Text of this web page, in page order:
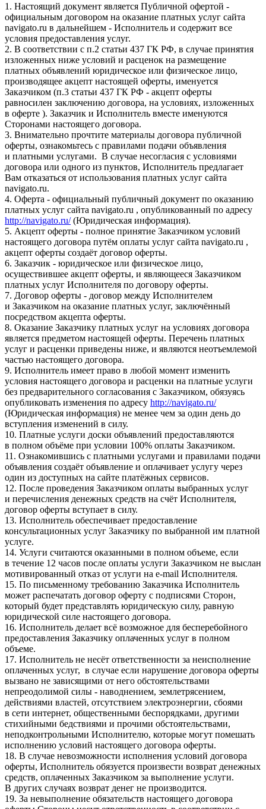
1. Настоящий документ является Публичной офертой -
официальным договором на оказание платных услуг сайта
navigato.ru в дальнейшем - Исполнитель и содержит все
условия предоставления услуг.
2. В соответствии с п.2 статьи 437 ГК РФ, в случае принятия
изложенных ниже условий и расценок на размещение
платных объявлений юридическое или физическое лицо,
производящее акцепт настоящей оферты, именуется
Заказчиком (п.3 статьи 437 ГК РФ - акцепт оферты
равносилен заключению договора, на условиях, изложенных
в оферте ). Заказчик и Исполнитель вместе именуются
Сторонами настоящего договора.
3. Внимательно прочтите материалы договора публичной
оферты, ознакомьтесь с правилами подачи объявления
и платными услугами. В случае несогласия с условиями
договора или одного из пунктов, Исполнитель предлагает
Вам отказаться от использования платных услуг сайта
navigato.ru.
4. Оферта - официальный публичный документ по оказанию
платных услуг сайта navigato.ru , опубликованный по адресу
http://navigato.ru/(Юридическая информация).
5. Акцепт оферты - полное принятие Заказчиком условий
настоящего договора путём оплаты услуг сайта navigato.ru ,
акцепт оферты создаёт договор оферты.
6. Заказчик - юридическое или физическое лицо,
осуществившее акцепт оферты, и являющееся Заказчиком
платных услуг Исполнителя по договору оферты.
7. Договор оферты - договор между Исполнителем
и Заказчиком на оказание платных услуг, заключённый
посредством акцепта оферты.
8. Оказание Заказчику платных услуг на условиях договора
является предметом настоящей оферты. Перечень платных
услуг и расценки приведены ниже, и являются неотъемлемой
частью настоящего договора.
9. Исполнитель имеет право в любой момент изменить
условия настоящего договора и расценки на платные услуги
без предварительного согласования с Заказчиком, обязуясь
опубликовать изменения по адресу http://navigato.ru/
(Юридическая информация) не менее чем за один день до
вступления изменений в силу.
10. Платные услуги доски объявлений предоставляются
в полном объёме при условии 100% оплаты Заказчиком.
11. Ознакомившись с платными услугами и правилами подачи
объявления создаёт объявление и оплачивает услугу через
один из доступных на сайте платёжных сервисов.
12. После проведения Заказчиком оплаты выбранных услуг
и перечисления денежных средств на счёт Исполнителя,
договор оферты вступает в силу.
13. Исполнитель обеспечивает предоставление
консультационных услуг Заказчику по выбранной им платной
услуге.
14. Услуги считаются оказанными в полном объеме, если
в течение 12 часов после оплаты услуги Заказчиком не выслан
мотивированный отказ от услуги на e-mail Исполнителя.
15. По письменному требованию Заказчика Исполнитель
может распечатать договор оферту с подписями Сторон,
который будет представлять юридическую силу, равную
юридической силе настоящего договора.
16. Исполнитель делает всё возможное для бесперебойного
предоставления Заказчику оплаченных услуг в полном
объеме.
17. Исполнитель не несёт ответственности за неисполнение
оплаченных услуг, в случае если нарушение договора оферты
вызвано не зависящими от него обстоятельствами
непреодолимой силы - наводнением, землетрясением,
действиями властей, отсутствием электроэнергии, сбоями
в сети интернет, общественными беспорядками, другими
стихийными бедствиями и прочими обстоятельствами,
неподконтрольными Исполнителю, которые могут помешать
исполнению условий настоящего договора оферты.
18. В случае невозможности исполнения условий договора
оферты, Исполнитель обязуется произвести возврат денежных
средств, оплаченных Заказчиком за выполнение услуги.
В других случаях возврат денег не производится.
19. За невыполнение обязательств настоящего договора